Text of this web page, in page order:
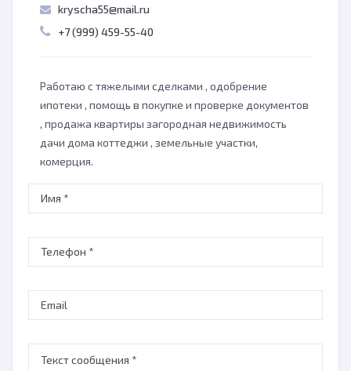
kryscha55@mail.ru
+7 (999) 459-55-40
Работаю с тяжелыми сделками , одобрение
ипотеки , помощь в покупке и проверке документов
, продажа квартиры загородная недвижимость
дачи дома коттеджи , земельные участки,
комерция.